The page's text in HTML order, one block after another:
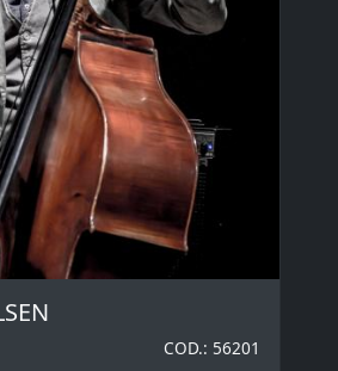
COD.: 56201